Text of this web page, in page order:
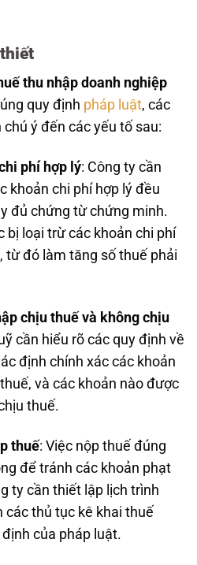
thu nhập doanh nghiệp
quy định pháp luật, các
ý đến các yếu tố sau:
phí hợp lý: Công ty cần
khoản chi phí hợp lý đều
đủ chứng từ chứng minh.
bị loại trừ các khoản chi phí
từ đó làm tăng số thuế phải
chịu thuế và không chịu
cần hiểu rõ các quy định về
định chính xác các khoản
và các khoản nào được
thuế.
thuế: Việc nộp thuế đúng
để tránh các khoản phạt
ty cần thiết lập lịch trình
các thủ tục kê khai thuế
của pháp luật.